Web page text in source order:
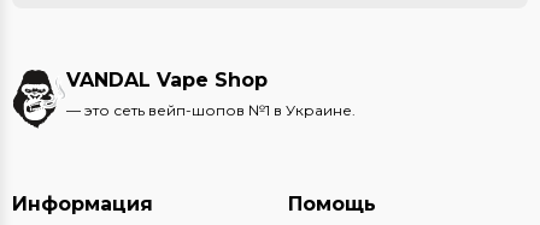
VANDAL Vape Shop
— это сеть вейп-шопов №1 в Украине.
Информация Помощь